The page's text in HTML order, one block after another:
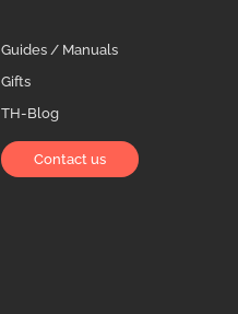
Guides / Manuals
Gifts
TH-Blog
Contact us